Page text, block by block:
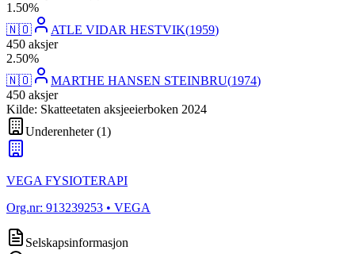
1 .50%
🇳🇴
ATLE VIDAR HESTVIK(1959)
450 aksjer
2.50%
🇳🇴
MARTHE HANSEN STEINBRU(1974)
450 aksjer
Kilde: Skatteetaten aksjeeierboken 2024
Underenheter(1)
VEGA FYSIOTERAPI
Org.nr: 913239253 • VEGA
Selskapsinformasjon